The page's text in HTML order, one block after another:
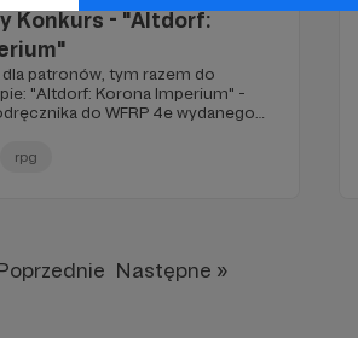
Konkurs - "Altdorf:
patronów, tym razem do
"Altdorf: Korona Imperium" -
do WFRP 4e wydanego
rpg
Następne »